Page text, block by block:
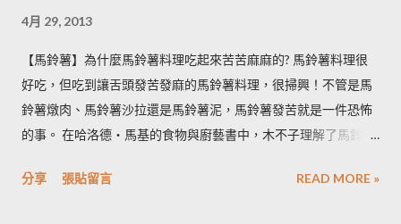
4月 29, 2013
【馬鈴薯】為什麼馬鈴薯料理吃起來苦苦麻麻的? 馬鈴薯料理很
好吃，但吃到讓舌頭發苦發麻的馬鈴薯料理，很掃興！不管是馬
鈴薯燉肉、馬鈴薯沙拉還是馬鈴薯泥，馬鈴薯發苦就是一件恐怖
的事。 在哈洛德‧馬基的食物與廚藝書中，木不子理解了馬鈴薯
房知識！ ◆ 馬鈴薯有苦味正常嗎？ 正常。馬鈴薯以含有大量茄
分享 張貼留言 READ MORE »